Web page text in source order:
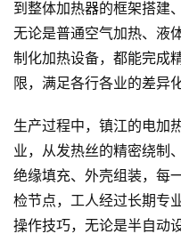
到整体加热器的框架搭建
无论是普通空气加热、液
制化加热设备，都能完成
限，满足各行各业的差异
生产过程中，镇江的电加
业，从发热丝的精密绕制
绝缘填充、外壳组装，每
检节点，工人经过长期专
操作技巧，无论是半自动